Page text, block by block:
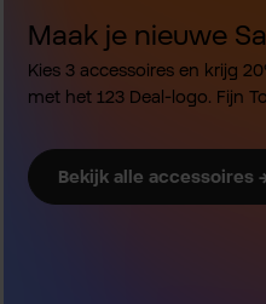
Maak je nieuwe
Kies 3 accessoires en krijg
met het 123 Deal-logo. Fijn
Bekijk alle accessoires